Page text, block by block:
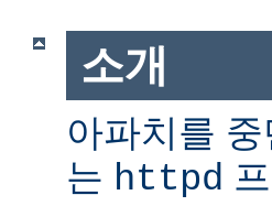
소개
아파치를
는 httpd